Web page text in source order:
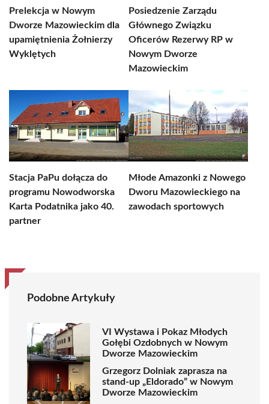
Prelekcja w Nowym
Dworze Mazowieckim dla
upamiętnienia Żołnierzy
Wyklętych
Posiedzenie Zarządu
Głównego Związku
Oficerów Rezerwy RP w
Nowym Dworze
Mazowieckim
Stacja PaPu dołącza do
programu Nowodworska
Karta Podatnika jako 40.
partner
Młode Amazonki z Nowego
Dworu Mazowieckiego na
zawodach sportowych
Podobne Artykuły
VI Wystawa i Pokaz Młodych
Gołębi Ozdobnych w Nowym
Dworze Mazowieckim
Grzegorz Dolniak zaprasza na
stand-up „Eldorado” w Nowym
Dworze Mazowieckim